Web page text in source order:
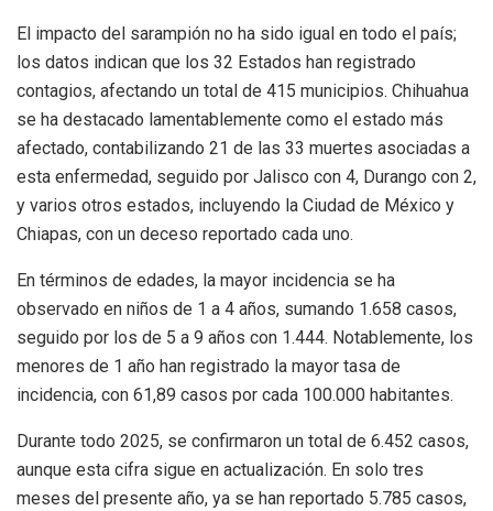
El impacto del sarampión no ha sido igual en todo el país;
los datos indican que los 32 Estados han registrado
contagios, afectando un total de 415 municipios. Chihuahua
se ha destacado lamentablemente como el estado más
afectado, contabilizando 21 de las 33 muertes asociadas a
esta enfermedad, seguido por Jalisco con 4, Durango con 2,
y varios otros estados, incluyendo la Ciudad de México y
Chiapas, con un deceso reportado cada uno.
En términos de edades, la mayor incidencia se ha
observado en niños de 1 a 4 años, sumando 1.658 casos,
seguido por los de 5 a 9 años con 1.444. Notablemente, los
menores de 1 año han registrado la mayor tasa de
incidencia, con 61,89 casos por cada 100.000 habitantes.
Durante todo 2025, se confirmaron un total de 6.452 casos,
aunque esta cifra sigue en actualización. En solo tres
meses del presente año, ya se han reportado 5.785 casos,